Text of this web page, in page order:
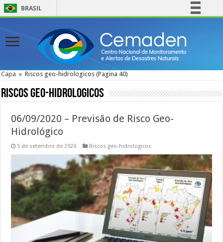
BRASIL
Comunica BR
Participe
Acesso à informação
Canais
Capa » Riscos geo-hidrologicos (Pagina 40)
Riscos geo-hidrologicos
06/09/2020 – Previsão de Risco Geo-
Hidrológico
5 de setembro de 2020 Riscos geo-hidrologicos